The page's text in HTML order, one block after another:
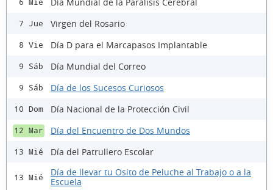
6 Mié
7 Jue Virgen del Rosario
8 Vie Día D para el Marcapasos Implantable
9 Sáb Día Mundial del Correo
9 Sáb Día de los Sucesos Curiosos
10 Dom Día Nacional de la Protección Civil
12 Mar Día del Encuentro de Dos Mundos
13 Mié Día del Patrullero Escolar
13 Mié
Día de llevar tu Osito de Peluche al Trabajo o a la
Escuela